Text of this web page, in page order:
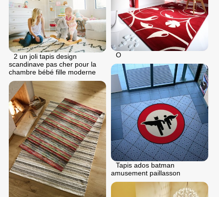
O
2 un joli tapis design
scandinave pas cher pour la
chambre bébé fille moderne
Tapis ados batman
amusement paillasson